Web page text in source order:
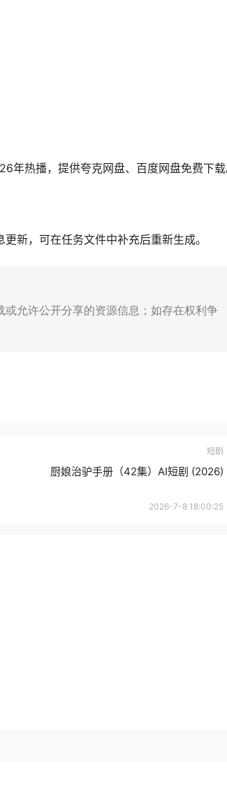
年热播，提供夸克网盘、百度网盘免费下载
新，可在任务文件中补充后重新生成。
允许公开分享的资源信息；如存在权利争
短剧
厨娘治驴手册（42集）AI短剧 (2026)
2026-7-8 18:00:25